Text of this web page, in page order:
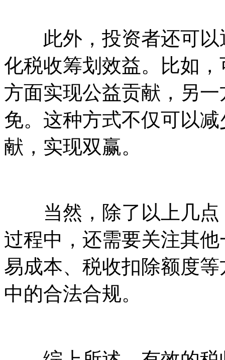
此外，投资者还可以
化税收筹划效益。比如
方面实现公益贡献，另
免。这种方式不仅可以
献，实现双赢。
当然，除了以上几点
过程中，还需要关注其
易成本、税收扣除额度
中的合法合规。